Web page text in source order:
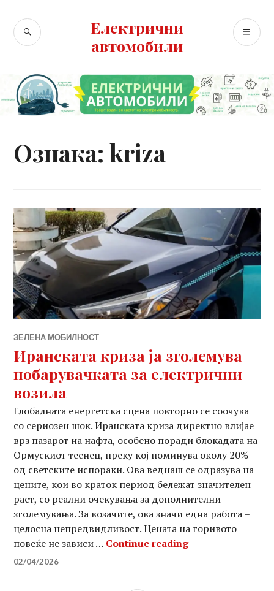
content
Електрични
автомобили
SEARCH
Ознака:kriza
ЗЕЛЕНА МОБИЛНОСТ
Иранската криза ја зголемува
побарувачката за електрични
возила
Глобалната енергетска сцена повторно се соочува
со сериозен шок. Иранската криза директно влијае
врз пазарот на нафта, особено поради блокадата на
Ормускиот теснец, преку кој поминува околу 20%
од светските испораки. Ова веднаш се одразува на
цените, кои во краток период бележат значителен
раст, со реални очекувања за дополнителни
зголемувања. За возачите, ова значи една работа –
целосна непредвидливост. Цената на горивото
повеќе не зависи … Continue readingИранската
02/04/2026